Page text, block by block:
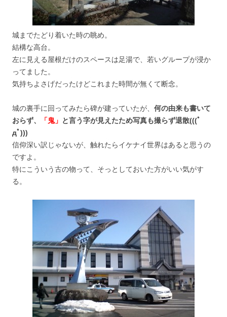
城までたどり着いた時の眺め。
結構な高台。
左に見える屋根だけのスペースは足湯で、若いグループが浸か
ってました。
気持ちよさげだったけどこれまた時間が無くて断念。
城の裏手に回ってみたら碑が建っていたが、 何の由来も書いて
おらず、
「鬼」 と言う字が見えたため写真も撮らず退散(((ﾟ
дﾟ)))
信仰深い訳じゃないが、触れたらイケナイ世界はあると思うの
ですよ。
特にこういう古の物って、そっとしておいた方がいい気がす
る。